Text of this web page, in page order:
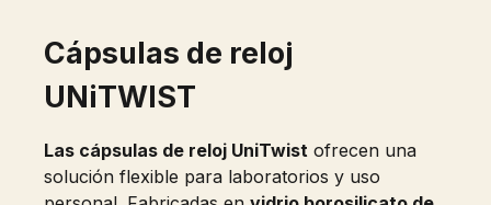
Cápsulas de reloj
UNiTWIST
Las cápsulas de reloj UniTwist ofrecen una
solución flexible para laboratorios y uso